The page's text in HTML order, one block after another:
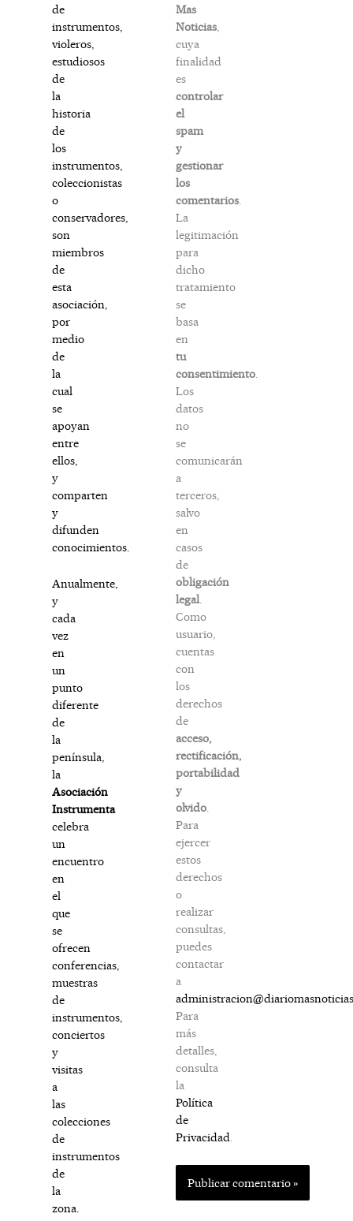
de
instrumentos,
violeros,
estudiosos
de
la
historia
de
los
instrumentos,
coleccionistas
o
conservadores,
son
miembros
de
esta
asociación,
por
medio
de
la
cual
se
apoyan
entre
ellos,
y
comparten
y
difunden
conocimientos.
Anualmente,
y
cada
vez
en
un
punto
diferente
de
la
península,
la
Asociación
Instrumenta
celebra
un
encuentro
en
el
que
se
ofrecen
conferencias,
muestras
de
instrumentos,
conciertos
y
visitas
a
las
colecciones
de
instrumentos
de
la
zona.
Mas
Noticias
cuya
finalidad
es
controlar
el
spam
y
gestionar
los
comentarios
La
legitimación
para
dicho
tratamiento
se
basa
en
tu
consentimiento
Los
datos
no
se
comunicarán
a
terceros,
salvo
en
casos
de
obligación
legal
Como
usuario,
cuentas
con
los
derechos
de
acceso,
rectificación,
portabilidad
y
olvido
Para
ejercer
estos
derechos
o
realizar
consultas,
puedes
contactar
a
Para
más
detalles,
consulta
la
Política
de
Privacidad